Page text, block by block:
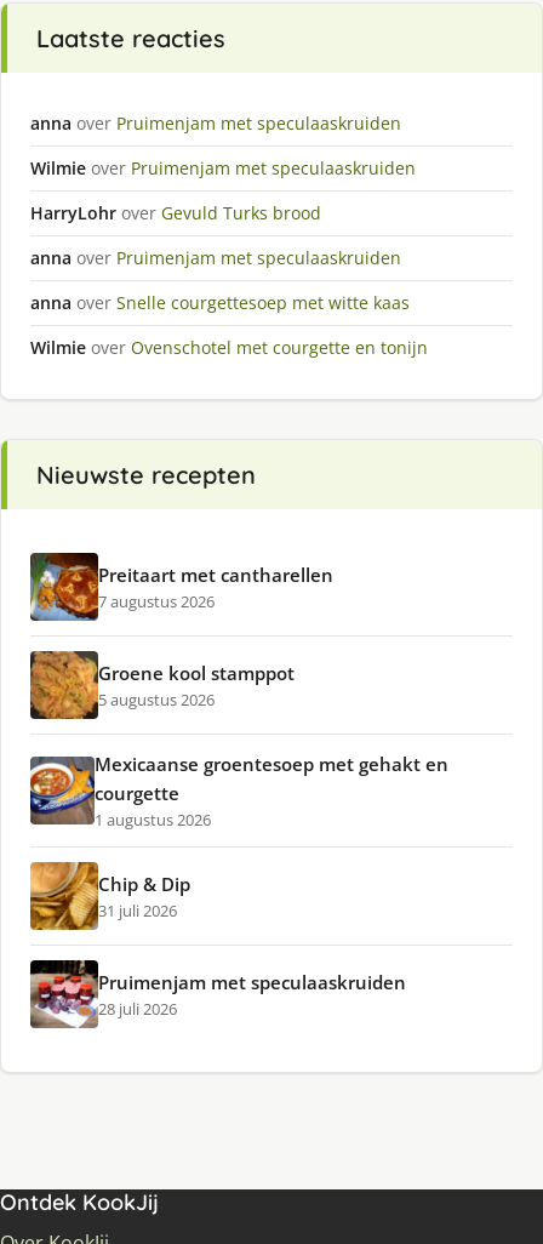
Laatste reacties
anna over Pruimenjam met speculaaskruiden
Wilmie over Pruimenjam met speculaaskruiden
HarryLohr over Gevuld Turks brood
anna over Pruimenjam met speculaaskruiden
anna over Snelle courgettesoep met witte kaas
Wilmie over Ovenschotel met courgette en tonijn
Nieuwste recepten
Preitaart met cantharellen
7 augustus 2026
Groene kool stamppot
5 augustus 2026
Mexicaanse groentesoep met gehakt en
courgette
1 augustus 2026
Chip & Dip
31 juli 2026
Pruimenjam met speculaaskruiden
28 juli 2026
Ontdek KookJij